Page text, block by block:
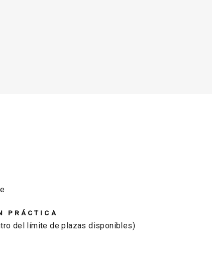
PRÁCTICA
del límite de plazas disponibles)